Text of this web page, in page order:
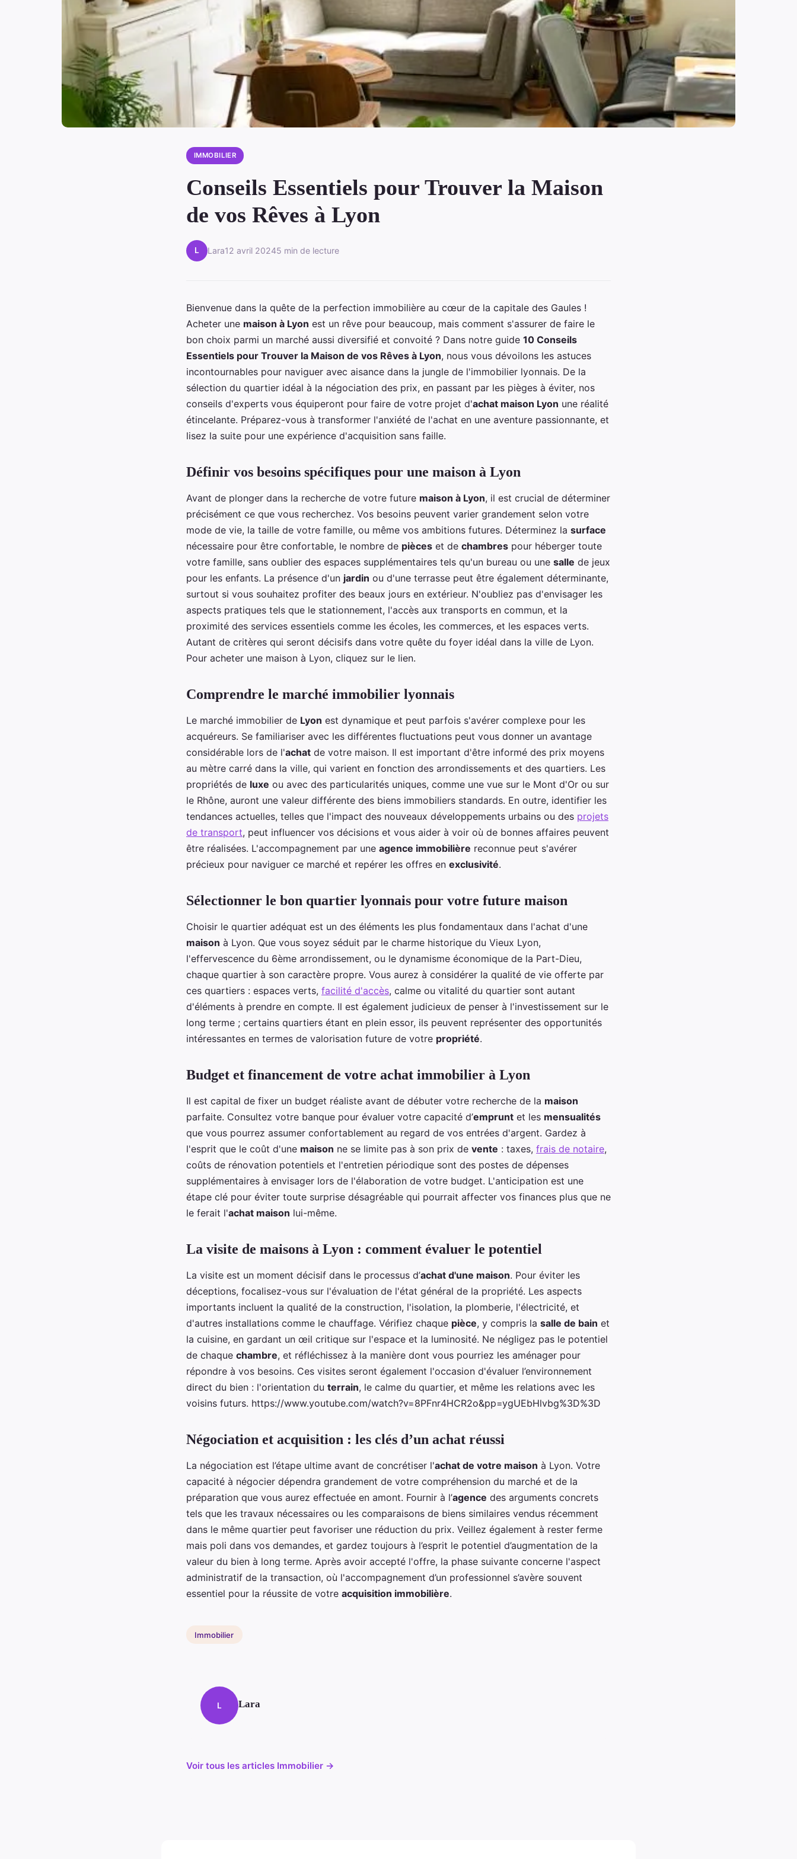
IMMOBILIER
Conseils Essentiels pour Trouver la Maison
de vos Rêves à Lyon
L Lara12 avril 20245 min de lecture
Bienvenue dans la quête de la perfection immobilière au cœur de la capitale des Gaules !
Acheter une maison à Lyon est un rêve pour beaucoup, mais comment s'assurer de faire le
bon choix parmi un marché aussi diversifié et convoité ? Dans notre guide 10 Conseils
Essentiels pour Trouver la Maison de vos Rêves à Lyon, nous vous dévoilons les astuces
incontournables pour naviguer avec aisance dans la jungle de l'immobilier lyonnais. De la
sélection du quartier idéal à la négociation des prix, en passant par les pièges à éviter, nos
conseils d'experts vous équiperont pour faire de votre projet d'achat maison Lyon une réalité
étincelante. Préparez-vous à transformer l'anxiété de l'achat en une aventure passionnante, et
lisez la suite pour une expérience d'acquisition sans faille.
Définir vos besoins spécifiques pour une maison à Lyon
Avant de plonger dans la recherche de votre future maison à Lyon, il est crucial de déterminer
précisément ce que vous recherchez. Vos besoins peuvent varier grandement selon votre
mode de vie, la taille de votre famille, ou même vos ambitions futures. Déterminez la surface
nécessaire pour être confortable, le nombre de pièces et de chambres pour héberger toute
votre famille, sans oublier des espaces supplémentaires tels qu'un bureau ou une salle de jeux
pour les enfants. La présence d'un jardin ou d'une terrasse peut être également déterminante,
surtout si vous souhaitez profiter des beaux jours en extérieur. N'oubliez pas d'envisager les
aspects pratiques tels que le stationnement, l'accès aux transports en commun, et la
proximité des services essentiels comme les écoles, les commerces, et les espaces verts.
Autant de critères qui seront décisifs dans votre quête du foyer idéal dans la ville de Lyon.
Pour acheter une maison à Lyon, cliquez sur le lien.
Comprendre le marché immobilier lyonnais
Le marché immobilier de Lyon est dynamique et peut parfois s'avérer complexe pour les
acquéreurs. Se familiariser avec les différentes fluctuations peut vous donner un avantage
considérable lors de l'achat de votre maison. Il est important d'être informé des prix moyens
au mètre carré dans la ville, qui varient en fonction des arrondissements et des quartiers. Les
propriétés de luxe ou avec des particularités uniques, comme une vue sur le Mont d'Or ou sur
le Rhône, auront une valeur différente des biens immobiliers standards. En outre, identifier les
tendances actuelles, telles que l'impact des nouveaux développements urbains ou des projets
de transport, peut influencer vos décisions et vous aider à voir où de bonnes affaires peuvent
être réalisées. L'accompagnement par une agence immobilière reconnue peut s'avérer
précieux pour naviguer ce marché et repérer les offres en exclusivité.
Sélectionner le bon quartier lyonnais pour votre future maison
Choisir le quartier adéquat est un des éléments les plus fondamentaux dans l'achat d'une
maison à Lyon. Que vous soyez séduit par le charme historique du Vieux Lyon,
l'effervescence du 6ème arrondissement, ou le dynamisme économique de la Part-Dieu,
chaque quartier à son caractère propre. Vous aurez à considérer la qualité de vie offerte par
ces quartiers : espaces verts, facilité d'accès, calme ou vitalité du quartier sont autant
d'éléments à prendre en compte. Il est également judicieux de penser à l'investissement sur le
long terme ; certains quartiers étant en plein essor, ils peuvent représenter des opportunités
intéressantes en termes de valorisation future de votre propriété.
Budget et financement de votre achat immobilier à Lyon
Il est capital de fixer un budget réaliste avant de débuter votre recherche de la maison
parfaite. Consultez votre banque pour évaluer votre capacité d’emprunt et les mensualités
que vous pourrez assumer confortablement au regard de vos entrées d'argent. Gardez à
l'esprit que le coût d'une maison ne se limite pas à son prix de vente : taxes, frais de notaire,
coûts de rénovation potentiels et l'entretien périodique sont des postes de dépenses
supplémentaires à envisager lors de l'élaboration de votre budget. L'anticipation est une
étape clé pour éviter toute surprise désagréable qui pourrait affecter vos finances plus que ne
le ferait l'achat maison lui-même.
La visite de maisons à Lyon : comment évaluer le potentiel
La visite est un moment décisif dans le processus d’achat d'une maison. Pour éviter les
déceptions, focalisez-vous sur l'évaluation de l'état général de la propriété. Les aspects
importants incluent la qualité de la construction, l'isolation, la plomberie, l'électricité, et
d'autres installations comme le chauffage. Vérifiez chaque pièce, y compris la salle de bain et
la cuisine, en gardant un œil critique sur l'espace et la luminosité. Ne négligez pas le potentiel
de chaque chambre, et réfléchissez à la manière dont vous pourriez les aménager pour
répondre à vos besoins. Ces visites seront également l'occasion d'évaluer l’environnement
direct du bien : l'orientation du terrain, le calme du quartier, et même les relations avec les
voisins futurs. https://www.youtube.com/watch?v=8PFnr4HCR2o&pp=ygUEbHlvbg%3D%3D
Négociation et acquisition : les clés d’un achat réussi
La négociation est l’étape ultime avant de concrétiser l'achat de votre maison à Lyon. Votre
capacité à négocier dépendra grandement de votre compréhension du marché et de la
préparation que vous aurez effectuée en amont. Fournir à l’agence des arguments concrets
tels que les travaux nécessaires ou les comparaisons de biens similaires vendus récemment
dans le même quartier peut favoriser une réduction du prix. Veillez également à rester ferme
mais poli dans vos demandes, et gardez toujours à l’esprit le potentiel d’augmentation de la
valeur du bien à long terme. Après avoir accepté l'offre, la phase suivante concerne l'aspect
administratif de la transaction, où l'accompagnement d’un professionnel s’avère souvent
essentiel pour la réussite de votre acquisition immobilière.
Immobilier
L Lara
Voir tous les articles Immobilier →